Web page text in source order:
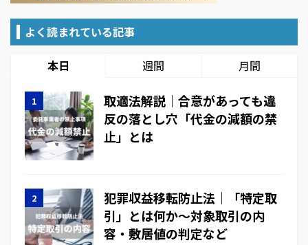
よく読まれている記事
本日 週間 月間
取適法解説｜合意があっても違
反の落とし穴「代金の減額の禁
止」とは
犯罪収益移転防止法｜「特定取
引」とは何か～対象取引の内
容・敷居値の判定など